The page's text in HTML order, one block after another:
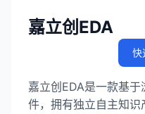
嘉立创EDA
快
嘉立创EDA是一款基
件，拥有独立自主知